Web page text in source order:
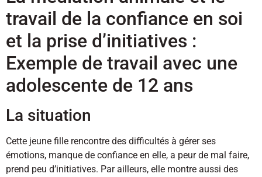
travail de la confiance en soi
et la prise d’initiatives :
Exemple de travail avec une
adolescente de 12 ans
La situation
Cette jeune fille rencontre des difficultés à gérer ses
émotions, manque de confiance en elle, a peur de mal faire,
prend peu d’initiatives. Par ailleurs, elle montre aussi des